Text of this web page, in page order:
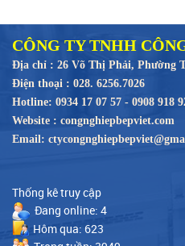
<span style="font-
family:Arial,sans-
serif;"><span
style="font-
size:18.0pt;">Thông
số kỹ thuật của
nồi nấu có cánh
khuấy lật nghiêng
120L</span>
</span></span>
bottom: 15pt; line-
height: normal;
background:
white;"><span
style="font-
nhất tại
xuất.
chuyển
cam kết
bản ký
hành dài
trì trọn
CÔNG TY TNHH
Địa chỉ : 26 Võ Thị Phải, Phường
Điện thoại : 028. 6256.7026
Hotline: 0934 17 07 57 - 0908 918
Website : congnghiepbepviet.com
Email:
Thống kê truy cập
Đang online: 4
Hôm qua: 623